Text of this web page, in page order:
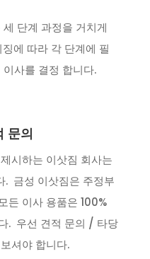
단계 과정을 거치게
에 따라 각 단계에 필
사를 결정 합니다.
문의
시하는 이삿짐 회사는
. 금성 이삿짐은 주정부
든 이사 용품은 100%
. 우선 견적 문의 / 타당
셔야 합니다.